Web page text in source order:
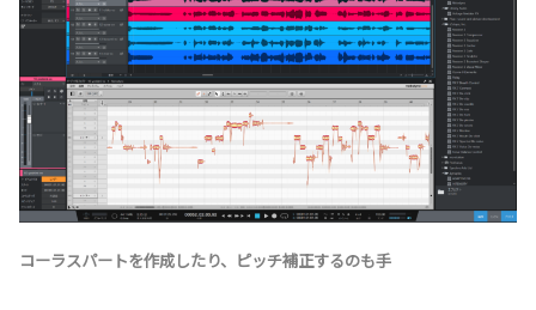
コーラスパートを作成したり、ピッチ補正するのも手